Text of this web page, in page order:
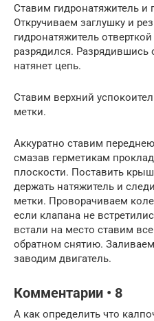
Ставим гидронатяжитель и
Откручиваем заглушку и
гидронатяжитель
разрядился. Разрядившись
натянет цепь.
Ставим верхний
метки.
Аккуратно ставим
смазав герметикам
плоскости. Поставить
держать натяжитель и
метки. Проворачиваем
если клапана не
встали на место ставим
обратном снятию.
заводим двигатель.
Комментарии • 8
А как определить что